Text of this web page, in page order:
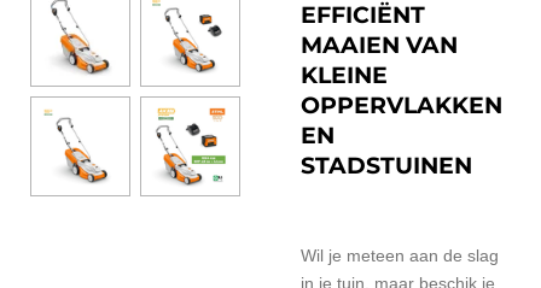
EFFICIËNT
MAAIEN VAN
KLEINE
OPPERVLAKKEN
EN
STADSTUINEN
Wil je meteen aan de slag
in je tuin, maar beschik je